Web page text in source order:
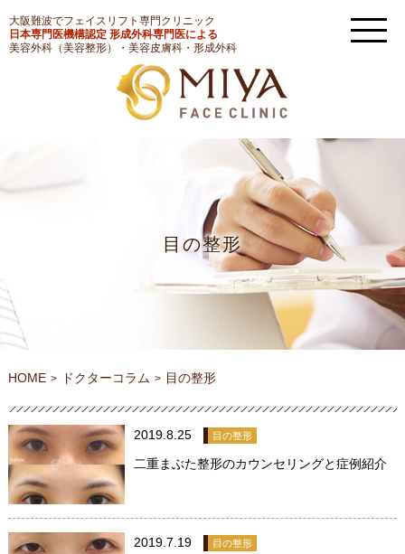
大阪難波でフェイスリフト専門クリニック
日本専門医機構認定 形成外科専門医による
美容外科（美容整形）・美容皮膚科・形成外科
目の整形
HOME ドクターコラム 目の整形
2019.8.25 目の整形
二重まぶた整形のカウンセリングと症例紹介
2019.7.19 目の整形